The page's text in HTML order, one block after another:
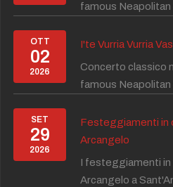
famous
OTT
02
2026
I'te Vurria Vurria
Concerto classico
famous
SET
29
2026
Festeggiamenti in
Arcangelo
I festeggiamenti in
Arcangelo a